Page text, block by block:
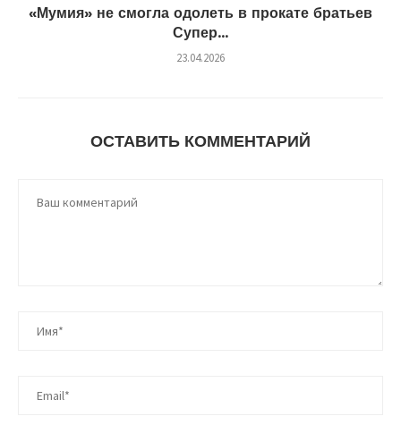
«Мумия» не смогла одолеть в прокате братьев
Супер...
23.04.2026
ОСТАВИТЬ КОММЕНТАРИЙ